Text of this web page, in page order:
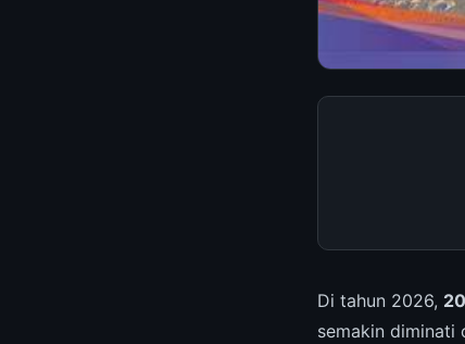
Di tahun 2026,
semakin diminati